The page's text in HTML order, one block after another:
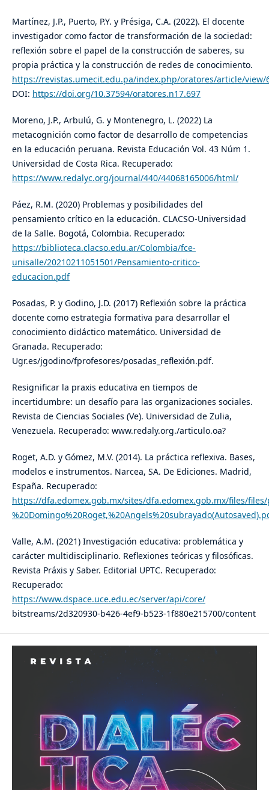
Martínez, J.P., Puerto, P.Y. y Présiga, C.A. (2022). El docente
investigador como factor de transformación de la sociedad:
reflexión sobre el papel de la construcción de saberes, su
propia práctica y la construcción de redes de conocimiento.
https://revistas.umecit.edu.pa/index.php/oratores/article/view/
DOI: https://doi.org/10.37594/oratores.n17.697
Moreno, J.P., Arbulú, G. y Montenegro, L. (2022) La
metacognición como factor de desarrollo de competencias
en la educación peruana. Revista Educación Vol. 43 Núm 1.
Universidad de Costa Rica. Recuperado:
https://www.redalyc.org/journal/440/44068165006/html/
Páez, R.M. (2020) Problemas y posibilidades del
pensamiento crítico en la educación. CLACSO-Universidad
de la Salle. Bogotá, Colombia. Recuperado:
https://biblioteca.clacso.edu.ar/Colombia/fce-
unisalle/20210211051501/Pensamiento-critico-
educacion.pdf
Posadas, P. y Godino, J.D. (2017) Reflexión sobre la práctica
docente como estrategia formativa para desarrollar el
conocimiento didáctico matemático. Universidad de
Granada. Recuperado:
Ugr.es/jgodino/fprofesores/posadas_reflexión.pdf.
Resignificar la praxis educativa en tiempos de
incertidumbre: un desafío para las organizaciones sociales.
Revista de Ciencias Sociales (Ve). Universidad de Zulia,
Venezuela. Recuperado: www.redaly.org./articulo.oa?
Roget, A.D. y Gómez, M.V. (2014). La práctica reflexiva. Bases,
modelos e instrumentos. Narcea, SA. De Ediciones. Madrid,
España. Recuperado:
https://dfa.edomex.gob.mx/sites/dfa.edomex.gob.mx/files/files/
Valle, A.M. (2021) Investigación educativa: problemática y
carácter multidisciplinario. Reflexiones teóricas y filosóficas.
Revista Práxis y Saber. Editorial UPTC. Recuperado:
Recuperado:
https://www.dspace.uce.edu.ec/server/api/core/
bitstreams/2d320930-b426-4ef9-b523-1f880e215700/content